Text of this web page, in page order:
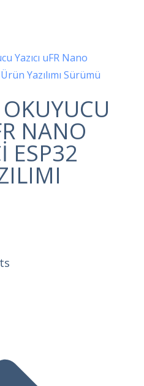
Yazıcı uFR Nano
Yazılımı Sürümü
NANO
ESP32